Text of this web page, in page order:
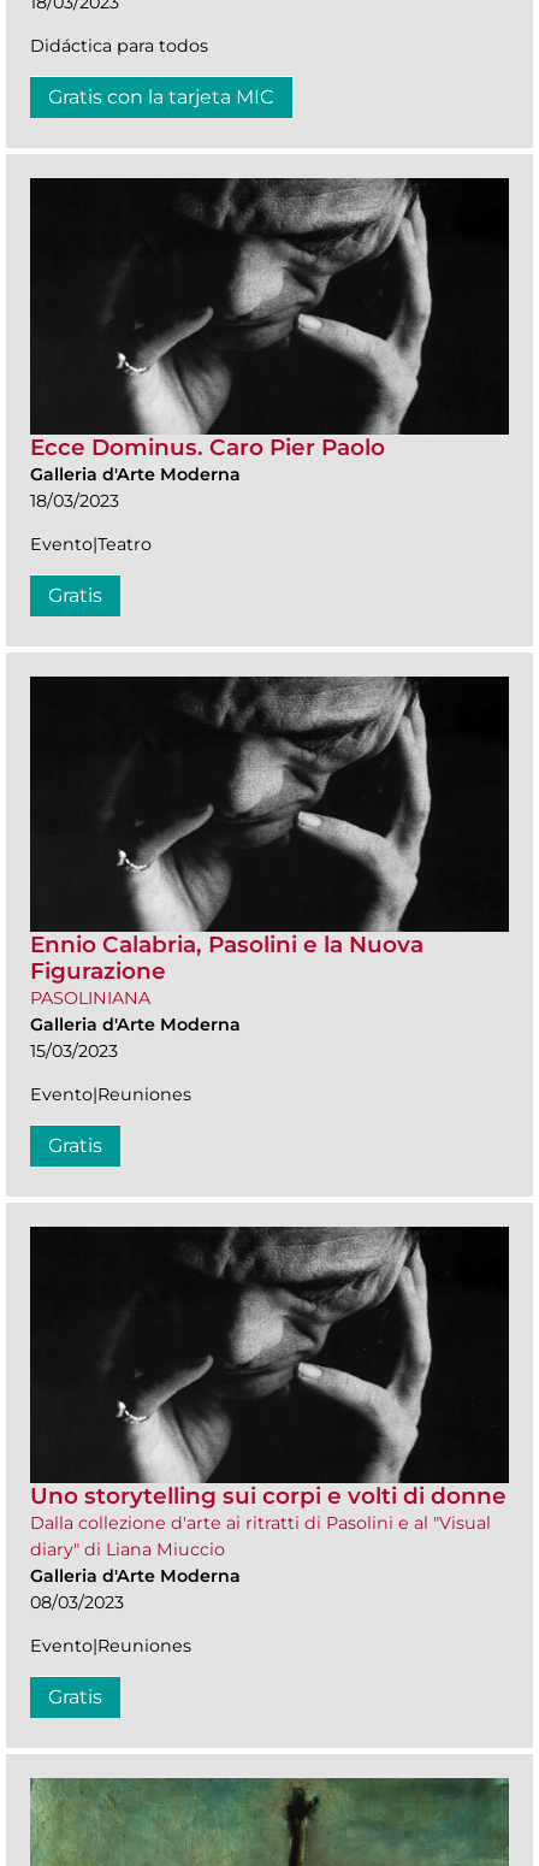
Didáctica para todos
Gratis con la tarjeta MIC
Ecce Dominus. Caro Pier Paolo
Galleria d'Arte Moderna
18/03/2023
Evento|Teatro
Gratis
Ennio Calabria, Pasolini e la Nuova
Figurazione
PASOLINIANA
Galleria d'Arte Moderna
15/03/2023
Evento|Reuniones
Gratis
Uno storytelling sui corpi e volti di donne
Dalla collezione d'arte ai ritratti di Pasolini e al "Visual
diary" di Liana Miuccio
Galleria d'Arte Moderna
08/03/2023
Evento|Reuniones
Gratis